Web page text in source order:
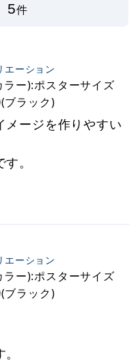
5件
エーション
ラー):ポスターサイズ
ブラック)
メージを作りやすい
。
エーション
ラー):ポスターサイズ
ブラック)